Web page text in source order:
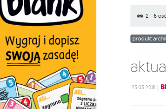
2 - 6
produkt
23.03.2018 |